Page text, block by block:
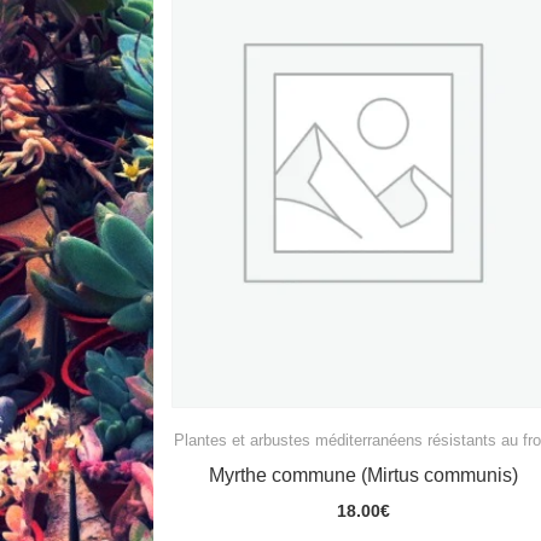
Plantes et arbustes méditerranéens résistants au
Myrthe commune (Mirtus communis)
18.00€